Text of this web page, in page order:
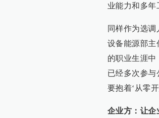
业能力和多年
同样作为选
设备能源部主
的职业生涯中
已经多次参
要抱着‘从零
企业方：让企